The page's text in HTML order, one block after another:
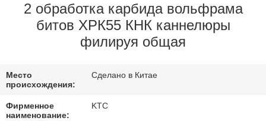
ПРОВЕРКА
КАЧЕСТВА
СВЯЖИТЕСЬ
МЫ
2 обработка карбида вольфрама
битов ХРК55 КНК каннелюры
филируя общая
Место
происхождения:
Сделано в Китае
Фирменное
наименование:
KTC